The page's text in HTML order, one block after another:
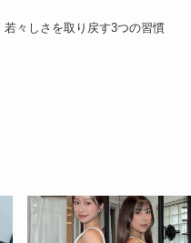
々しさを取り戻す3つの習慣